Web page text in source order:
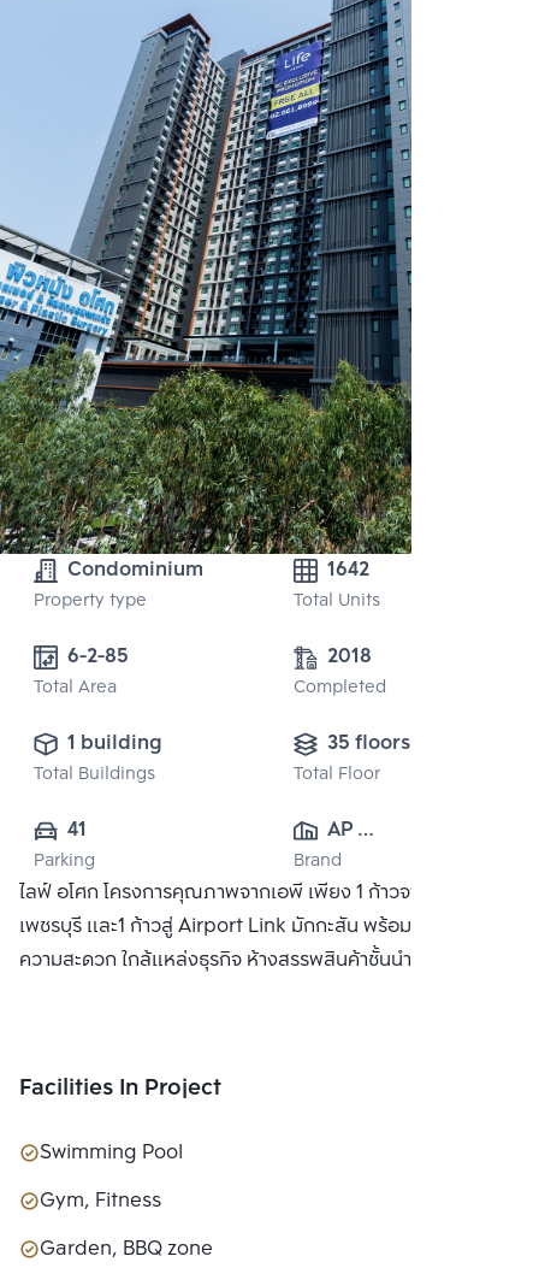
Condominium
Property type
1642
Total Units
6-2-85
Total Area
2018
Completed
1 building
Total Buildings
35 floors
Total Floor
41
Parking
AP
(PHETCHABURI)
CO., LTD
Brand
ไลฟ์ อโศก โครงการคุณภาพจากเอพี เพียง 1 ก้าวจาก MRT
เพชรบุรี และ1 ก้าวสู่ Airport Link มักกะสัน พร้อมสิ่งอำนวย
ความสะดวก ใกล้แหล่งธุรกิจ ห้างสรรพสินค้าชั้นนำ
Facilities In Project
Swimming Pool
Gym, Fitness
Garden, BBQ zone